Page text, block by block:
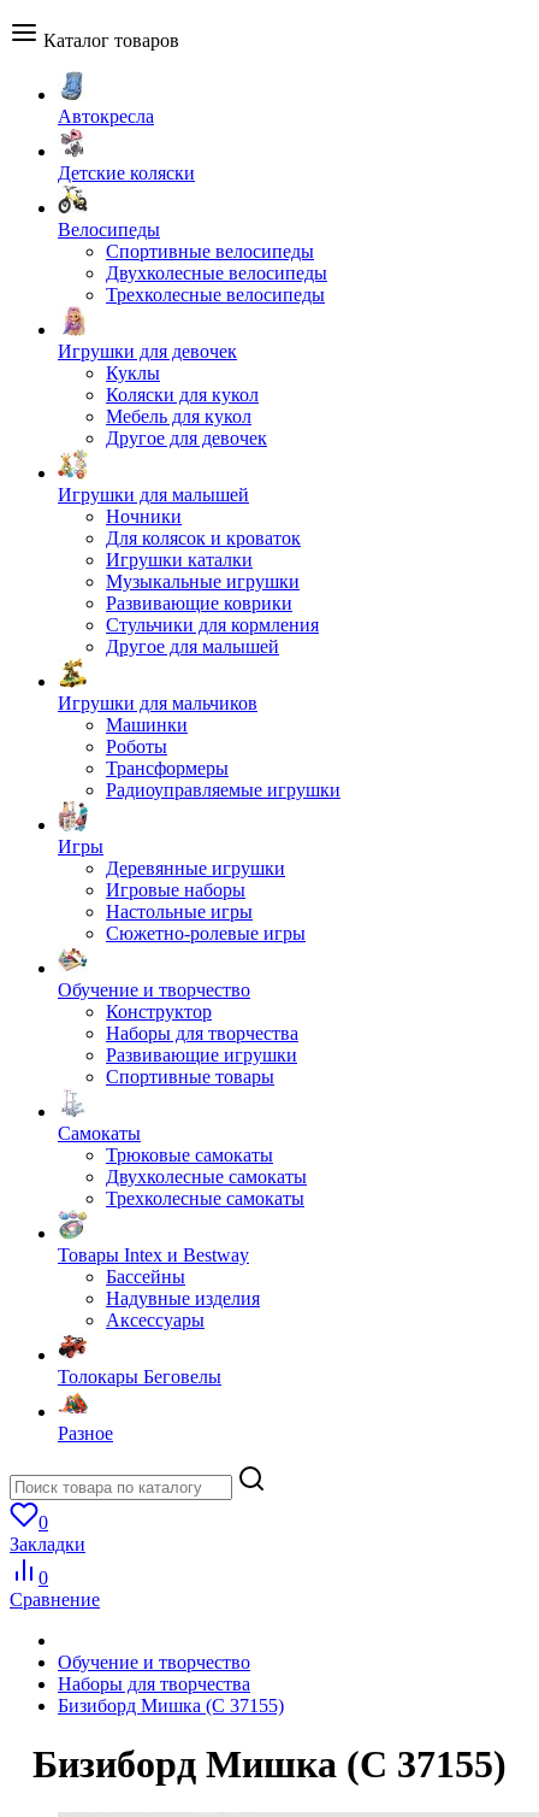
Каталог товаров
Автокресла
Детские коляски
Велосипеды
Спортивные велосипеды
Двухколесные велосипеды
Трехколесные велосипеды
Игрушки для девочек
Куклы
Коляски для кукол
Мебель для кукол
Другое для девочек
Игрушки для малышей
Ночники
Для колясок и кроваток
Игрушки каталки
Музыкальные игрушки
Развивающие коврики
Стульчики для кормления
Другое для малышей
Игрушки для мальчиков
Машинки
Роботы
Трансформеры
Радиоуправляемые игрушки
Игры
Деревянные игрушки
Игровые наборы
Настольные игры
Сюжетно-ролевые игры
Обучение и творчество
Конструктор
Наборы для творчества
Развивающие игрушки
Спортивные товары
Самокаты
Трюковые самокаты
Двухколесные самокаты
Трехколесные самокаты
Товары Intex и Bestway
Бассейны
Надувные изделия
Аксессуары
Толокары Беговелы
Разное
0
Закладки
0
Сравнение
Обучение и творчество
Наборы для творчества
Бизиборд Мишка (С 37155)
Бизиборд Мишка (С 37155)